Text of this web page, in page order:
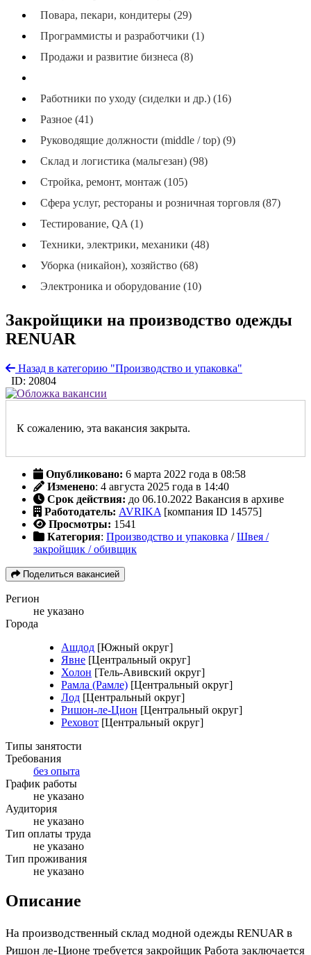
Повара, пекари, кондитеры (29)
Программисты и разработчики (1)
Продажи и развитие бизнеса (8)
Работники по уходу (сиделки и др.) (16)
Разное (41)
Руководящие должности (middle / top) (9)
Склад и логистика (мальгезан) (98)
Стройка, ремонт, монтаж (105)
Сфера услуг, рестораны и розничная торговля (87)
Тестирование, QA (1)
Техники, электрики, механики (48)
Уборка (никайон), хозяйство (68)
Электроника и оборудование (10)
Закройщики на производство одежды
RENUAR
Назад в категорию "Производство и упаковка"
ID: 20804
К сожалению, эта вакансия закрыта.
Опубликовано: 6 марта 2022 года в 08:58
Изменено: 4 августа 2025 года в 14:40
Срок действия: до 06.10.2022 Вакансия в архиве
Работодатель: AVRIKA [компания ID 14575]
Просмотры: 1541
Категория: Производство и упаковка /Швея /
закройщик / обивщик
Поделиться вакансией
Регион
не указано
Города
Ашдод [Южный округ]
Явне [Центральный округ]
Холон [Тель-Авивский округ]
Рамла (Рамле) [Центральный округ]
Лод [Центральный округ]
Ришон-ле-Цион [Центральный округ]
Реховот [Центральный округ]
Типы занятости
Требования
без опыта
График работы
не указано
Аудитория
не указано
Тип оплаты труда
не указано
Тип проживания
не указано
Описание
На производственный склад модной одежды RENUAR в
Ришон ле-Ционе требуется закройщик Работа заключается